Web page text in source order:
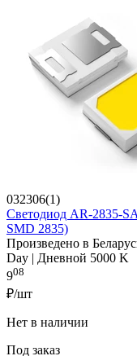
032306(1)
Светодиод AR-2835-
SMD 2835)
Произведено в
Day | Дневной 5000 K
908
₽/шт
Нет в наличии
Под заказ